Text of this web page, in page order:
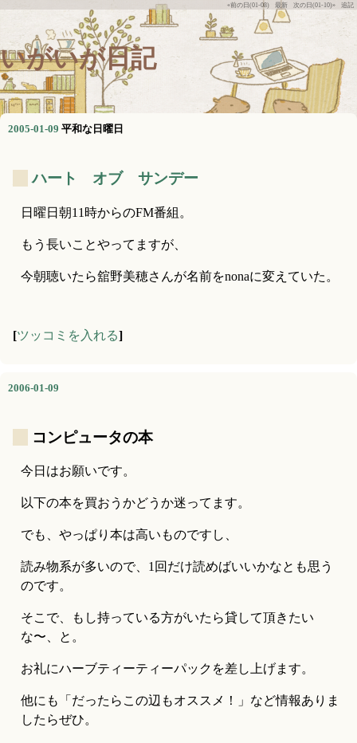
«前の日(01-08) 最新 次の日(01-10)» 追記
いがいが日記
2005-01-09 平和な日曜日
ハート オブ サンデー
日曜日朝11時からのFM番組。
もう長いことやってますが、
今朝聴いたら舘野美穂さんが名前をnonaに変えていた。
[ツッコミを入れる]
2006-01-09
コンピュータの本
今日はお願いです。
以下の本を買おうかどうか迷ってます。
でも、やっぱり本は高いものですし、
読み物系が多いので、1回だけ読めばいいかなとも思う
のです。
そこで、もし持っている方がいたら貸して頂きたい
な〜、と。
お礼にハーブティーティーパックを差し上げます。
他にも「だったらこの辺もオススメ！」など情報ありま
したらぜひ。